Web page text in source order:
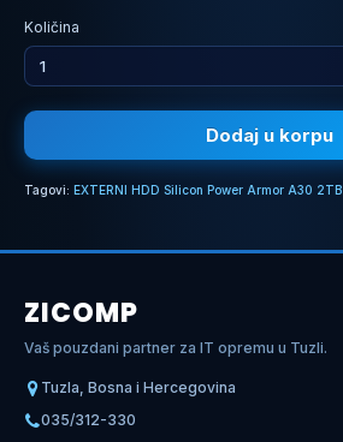
Količina
Dodaj u korpu
Tagovi: EXTERNI HDD Silicon Power Armor A30 2TB
ZICOMP
Vaš pouzdani partner za IT opremu u Tuzli.
Tuzla, Bosna i Hercegovina
035/312-330